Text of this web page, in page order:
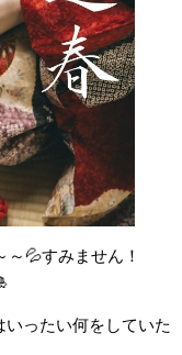
💦すみません！
ったい何をしていた